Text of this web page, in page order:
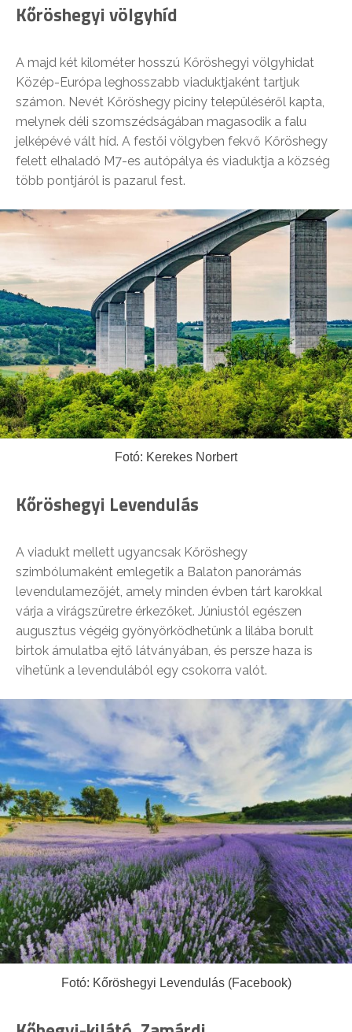
Kőröshegyi völgyhíd
A majd két kilométer hosszú Kőröshegyi völgyhidat
Közép-Európa leghosszabb viaduktjaként tartjuk
számon. Nevét Kőröshegy piciny településéről kapta,
melynek déli szomszédságában magasodik a falu
jelképévé vált híd. A festői völgyben fekvő Kőröshegy
felett elhaladó M7-es autópálya és viaduktja a község
több pontjáról is pazarul fest.
Fotó: Kerekes Norbert
Kőröshegyi Levendulás
A viadukt mellett ugyancsak Kőröshegy
szimbólumaként emlegetik a Balaton panorámás
levendulamezőjét, amely minden évben tárt karokkal
várja a virágszüretre érkezőket. Júniustól egészen
augusztus végéig gyönyörködhetünk a lilába borult
birtok ámulatba ejtő látványában, és persze haza is
vihetünk a levendulából egy csokorra valót.
Fotó: Kőröshegyi Levendulás (Facebook)